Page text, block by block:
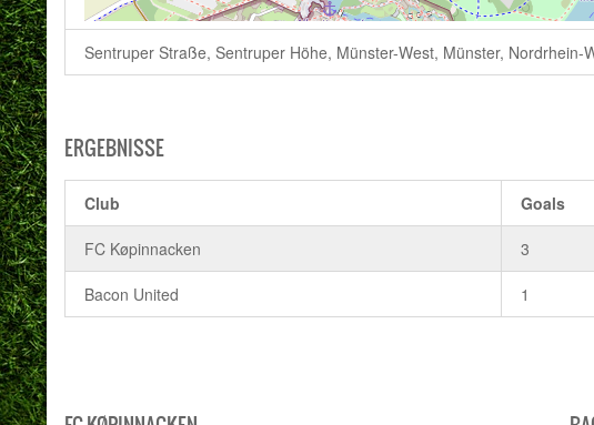
Sentruper Straße, Sentruper Höhe, Münster-West, Münster, Nordrhein-
ERGEBNISSE
Club Goals
FC Køpinnacken 3
Bacon United 1